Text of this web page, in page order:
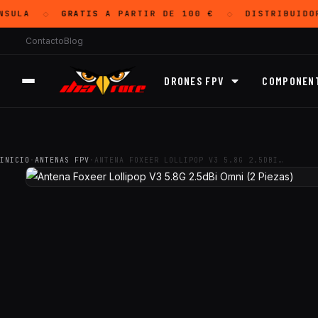
GRATIS A PARTIR DE 100 €
ContactoBlog
DRONES FPV
INICIO · ANTENAS FPV · ANTENA FOXEER LOLLIPOP V3 5.8G 2.5DBI…